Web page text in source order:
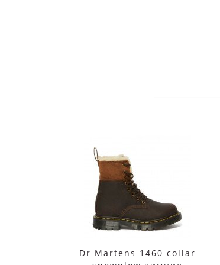
Dr Martens 1460 collar